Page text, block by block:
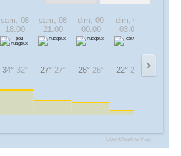
sam, 08
18:00
34° 32°
sam, 08
21:00
27° 27°
dim, 09
00:00
26° 26°
dim, 09
03:00
22° 22°
OpenWeatherMap